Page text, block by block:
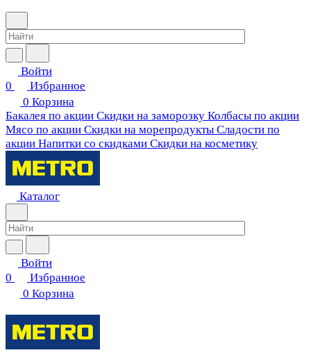
Войти
0
Избранное
0 Корзина
Бакалея по акции Скидки на заморозку Колбасы по акции
Мясо по акции Скидки на морепродукты Сладости по
акции Напитки со скидками Скидки на косметику
Каталог
Войти
0
Избранное
0 Корзина